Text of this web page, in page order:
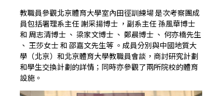
教職員參觀北京體育大學室內田徑訓練場 是次考察團成
員包括署理系主任 謝采揚博士 ，副系主任 孫風華博士
和 周志清博士 、 梁家文博士 、 鄭晨博士 、 何亦橋先生
、 王莎女士 和 邵嘉文先生等 。成員分別與中國地質大
學（北京）和北京體育大學教職員會談，商討研究計劃
和學生交換計劃的詳情；同時亦參觀了兩所院校的體育
設施。